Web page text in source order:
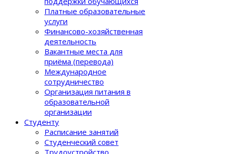
Платные образовательные
услуги
Финансово-хозяйственная
деятельность
Вакантные места для
приёма (перевода)
Международное
сотрудничество
Организация питания в
образовательной
организации
Студенту
Расписание занятий
Студенческий совет
Трудоустройство